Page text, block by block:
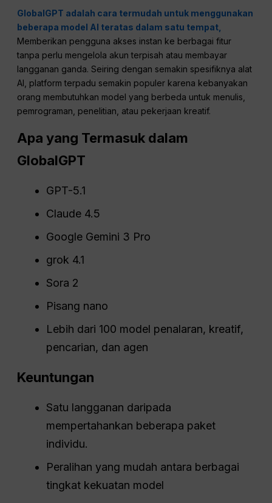
GlobalGPT adalah cara termudah untuk menggunakan
beberapa model AI teratas dalam satu tempat,
Memberikan pengguna akses instan ke berbagai fitur
tanpa perlu mengelola akun terpisah atau membayar
langganan ganda. Seiring dengan semakin spesifiknya alat
AI, platform terpadu semakin populer karena kebanyakan
orang membutuhkan model yang berbeda untuk menulis,
pemrograman, penelitian, atau pekerjaan kreatif.
Apa yang Termasuk dalam
GlobalGPT
GPT-5.1
Claude 4.5
Google Gemini 3 Pro
grok 4.1
Sora 2
Pisang nano
Lebih dari 100 model penalaran, kreatif,
pencarian, dan agen
Keuntungan
Satu langganan daripada
mempertahankan beberapa paket
individu.
Peralihan yang mudah antara berbagai
tingkat kekuatan model